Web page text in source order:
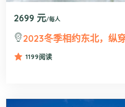
2699 元/每人
2023冬季相约东北，纵
1199阅读